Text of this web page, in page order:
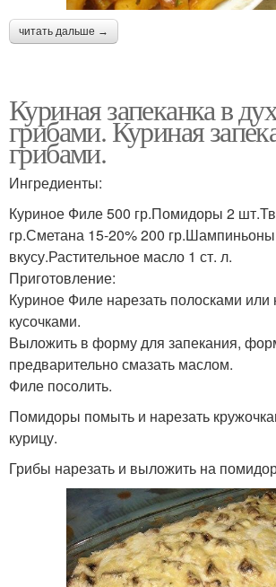
читать дальше →
Куриная запеканка в
грибами. Куриная
грибами.
Ингредиенты:
Куриное Филе 500 гр.Помидоры 2
гр.Сметана 15-20% 200
вкусу.Растительное масло 1 ст. л.
Приготовление:
Куриное Филе нарезать полосками
кусочками.
Выложить в форму для запекания,
предварительно смазать маслом.
Филе посолить.
Помидоры помыть и нарезать
курицу.
Грибы нарезать и выложить на